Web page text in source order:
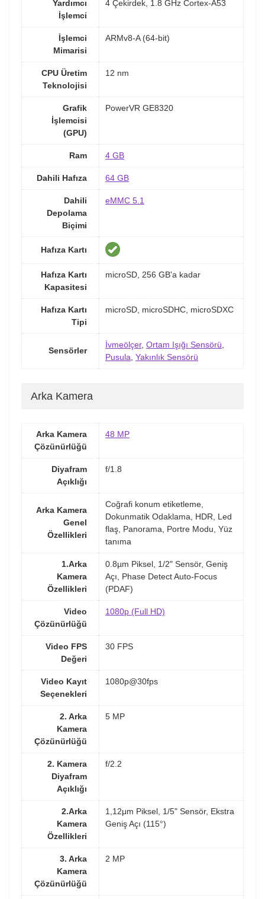
Yardımcı
İşlemci
4 Çekirdek, 1.8 GHz Cortex-A53
İşlemci
Mimarisi
ARMv8-A (64-bit)
CPU Üretim
Teknolojisi
12 nm
Grafik
İşlemcisi
(GPU)
PowerVR GE8320
Ram 4 GB
Dahili Hafıza 64 GB
Dahili
Depolama
Biçimi
eMMC 5.1
Hafıza Kartı
Hafıza Kartı
Kapasitesi
microSD, 256 GB'a kadar
Hafıza Kartı
Tipi
microSD, microSDHC, microSDXC
Sensörler
İvmeölçer, Ortam Işığı Sensörü,
Pusula, Yakınlık Sensörü
Arka Kamera
Arka Kamera
Çözünürlüğü
48 MP
Diyafram
Açıklığı
f/1.8
Arka Kamera
Genel
Özellikleri
Coğrafi konum etiketleme,
Dokunmatik Odaklama, HDR, Led
flaş, Panorama, Portre Modu, Yüz
tanıma
1.Arka
Kamera
Özellikleri
0.8µm Piksel, 1/2" Sensör, Geniş
Açı, Phase Detect Auto-Focus
(PDAF)
Video
Çözünürlüğü
1080p (Full HD)
Video FPS
Değeri
30 FPS
Video Kayıt
Seçenekleri
1080p@30fps
2. Arka
Kamera
Çözünürlüğü
5 MP
2. Kamera
Diyafram
Açıklığı
f/2.2
2.Arka
Kamera
Özellikleri
1,12μm Piksel, 1/5" Sensör, Ekstra
Geniş Açı (115°)
3. Arka
Kamera
Çözünürlüğü
2 MP